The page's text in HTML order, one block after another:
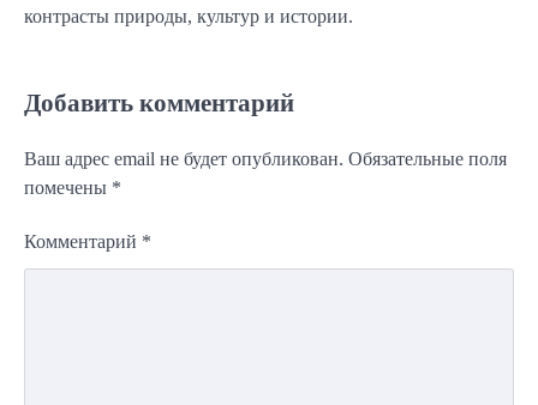
контрасты природы, культур и истории.
Добавить комментарий
Ваш адрес email не будет опубликован. Обязательные поля
помечены *
Комментарий *